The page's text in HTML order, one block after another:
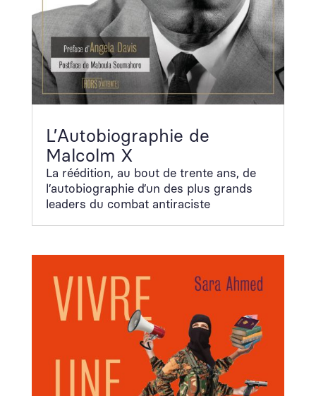
L’Autobiographie de
Malcolm X
La réédi­tion, au bout de trente ans, de
l’au­to­bi­ogra­phie d’un des plus grands
lead­ers du com­bat antiraciste